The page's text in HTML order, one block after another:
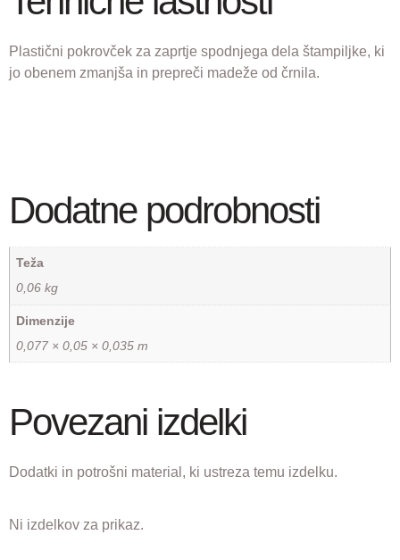
Plastični pokrovček za zaprtje spodnjega dela štampiljke, ki
jo obenem zmanjša in prepreči madeže od črnila.
Dodatne podrobnosti
Teža
0,06 kg
Dimenzije
0,077 × 0,05 × 0,035 m
Povezani izdelki
Dodatki in potrošni material, ki ustreza temu izdelku.
Ni izdelkov za prikaz.